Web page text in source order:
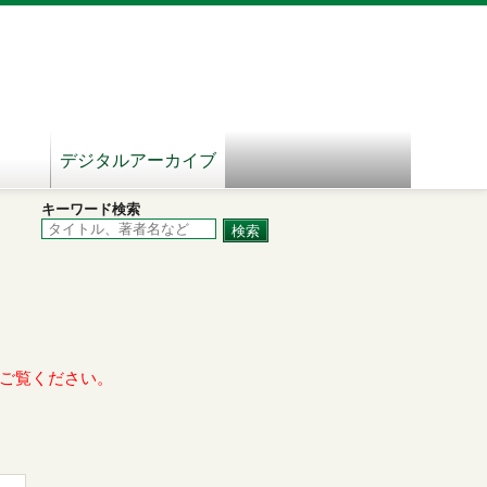
デジタルアーカイブ
キーワード検索
覧ください。